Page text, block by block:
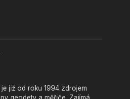
již od roku 1994 zdrojem